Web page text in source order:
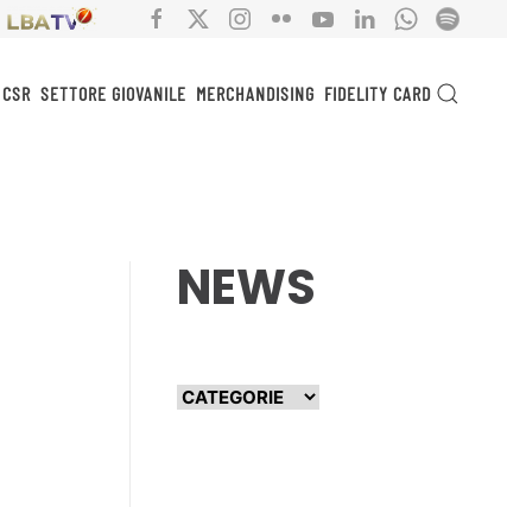
CSR SETTORE GIOVANILE MERCHANDISING FIDELITY CARD
NEWS